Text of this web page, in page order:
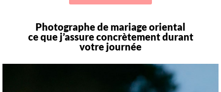
Photographe de mariage oriental
ce que j’assure concrètement durant
votre journée